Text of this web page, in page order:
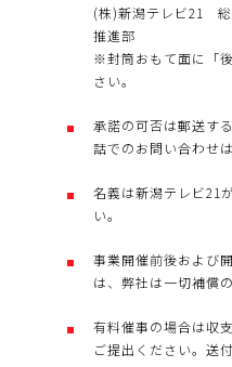
(株)新潟テレビ21
推進部
※封筒おもて面に「
さい。
承諾の可否は郵送す
話でのお問い合わせ
名義は新潟テレビ21
い。
事業開催前後および
は、弊社は一切補償
有料催事の場合は収
ご提出ください。送